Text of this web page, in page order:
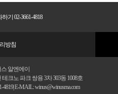
기 02-3661-4818
방침
알엔에이
크노 파크 쌍용 3차 303동 1008호
4819| E-MAIL: winus@winusrna.com